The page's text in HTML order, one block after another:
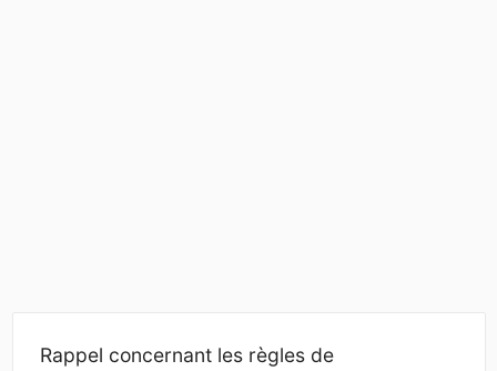
Rappel concernant les règles de